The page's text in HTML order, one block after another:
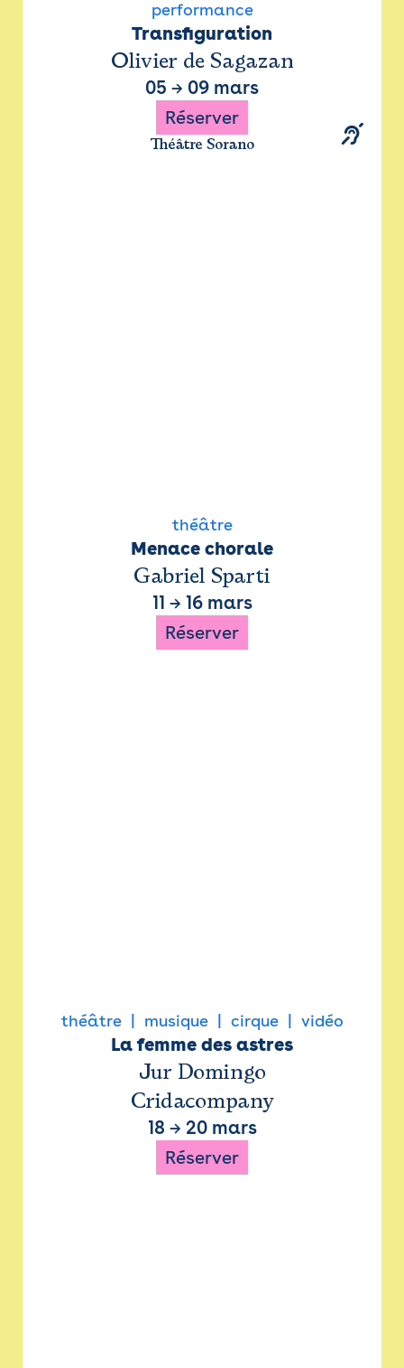
performance
Transfiguration
Olivier de Sagazan
05 → 09 mars
Réserver
Théâtre Sorano
théâtre
Menace chorale
Gabriel Sparti
11 → 16 mars
Réserver
théâtre musique cirque vidéo
La femme des astres
Jur Domingo
Cridacompany
18 → 20 mars
Réserver